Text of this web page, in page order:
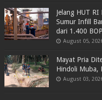
Jelang HUT
Sumur Infill
dari 1.400
August 05,
Mayat Pria
Hindoli Muba,
August 03,